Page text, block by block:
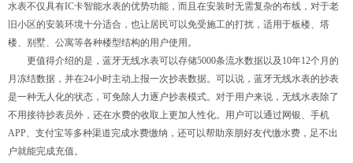
水表不仅具有IC卡智能水表的优势功能，而且在安装时无需复杂的布线，对于老
旧小区的安装环境十分适合，也让居民可以免受施工的打扰，适用于板楼、塔
楼、别墅、公寓等各种楼型结构的用户使用。
更值得介绍的是，蓝牙无线水表可以存储5000条流水数据以及10年12个月的
月冻结数据，并在24小时主动上报一次抄表数据。可以说，蓝牙无线水表的抄表
是一种无人化的状态，可免除人力逐户抄表模式。对于用户来说，无线水表除了
不用接待抄表员外，还在水费的收取上更加人性化。用户可以通过网银、手机
APP、支付宝等多种渠道完成水费缴纳，还可以帮助亲朋好友代缴水费，足不出
户就能完成充值。